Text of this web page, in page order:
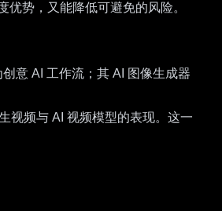
势，又能降低可避免的风险。
意 AI 工作流；其 AI 图像生成器
视频与 AI 视频模型的表现。这一